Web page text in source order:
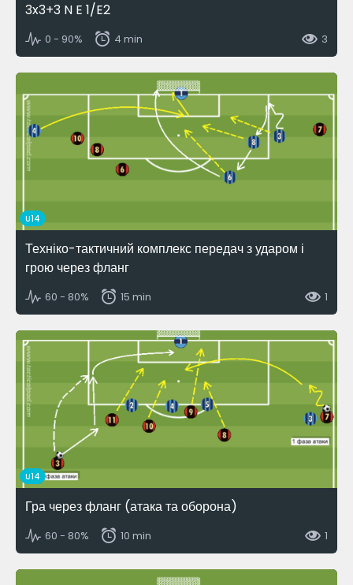
3x3+3 N E 1/E2
0 - 90% 4 min 3
U14
Техніко-тактичний комплекс передач з ударом і
грою через фланг
60 - 80% 15 min 1
U14
Гра через фланг (атака та оборона)
60 - 80% 10 min 1